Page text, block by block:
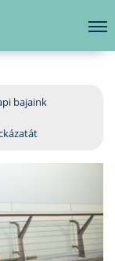
bajaink